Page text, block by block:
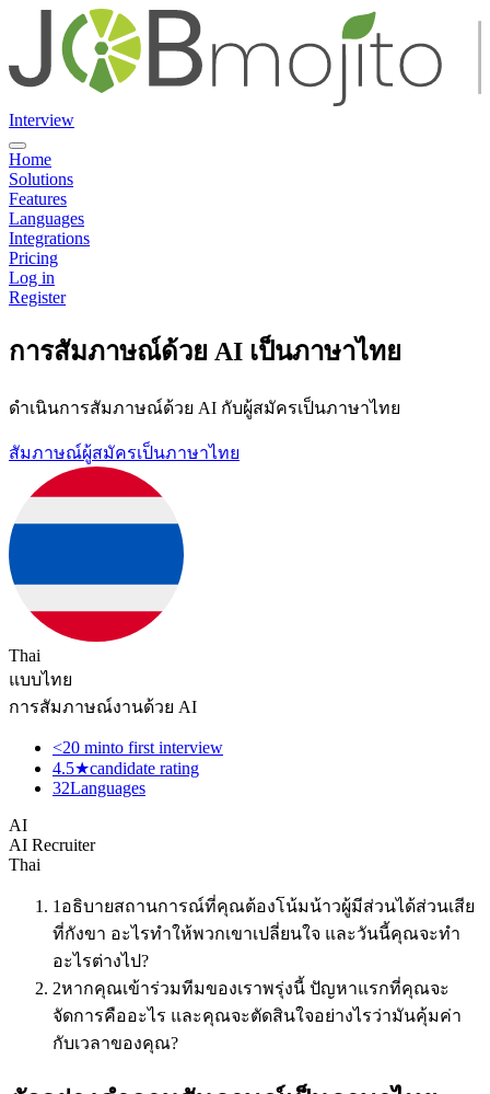
Interview
Home
Solutions
Features
Languages
Integrations
Pricing
Log in
Register
การสัมภาษณ์ด้วย AI เป็นภาษาไทย
ดำเนินการสัมภาษณ์ด้วย AI กับผู้สมัครเป็นภาษาไทย
สัมภาษณ์ผู้สมัครเป็นภาษาไทย
Thai
แบบไทย
การสัมภาษณ์งานด้วย AI
<20 minto first interview
4.5★candidate rating
32Languages
AI
AI Recruiter
Thai
1 อธิบายสถานการณ์ที่คุณต้องโน้มน้าวผู้มีส่วนได้ส่วนเสีย
ที่กังขา อะไรทำให้พวกเขาเปลี่ยนใจ และวันนี้คุณจะทำ
อะไรต่างไป?
2หากคุณเข้าร่วมทีมของเราพรุ่งนี้ ปัญหาแรกที่คุณจะ
จัดการคืออะไร และคุณจะตัดสินใจอย่างไรว่ามันคุ้มค่า
กับเวลาของคุณ?